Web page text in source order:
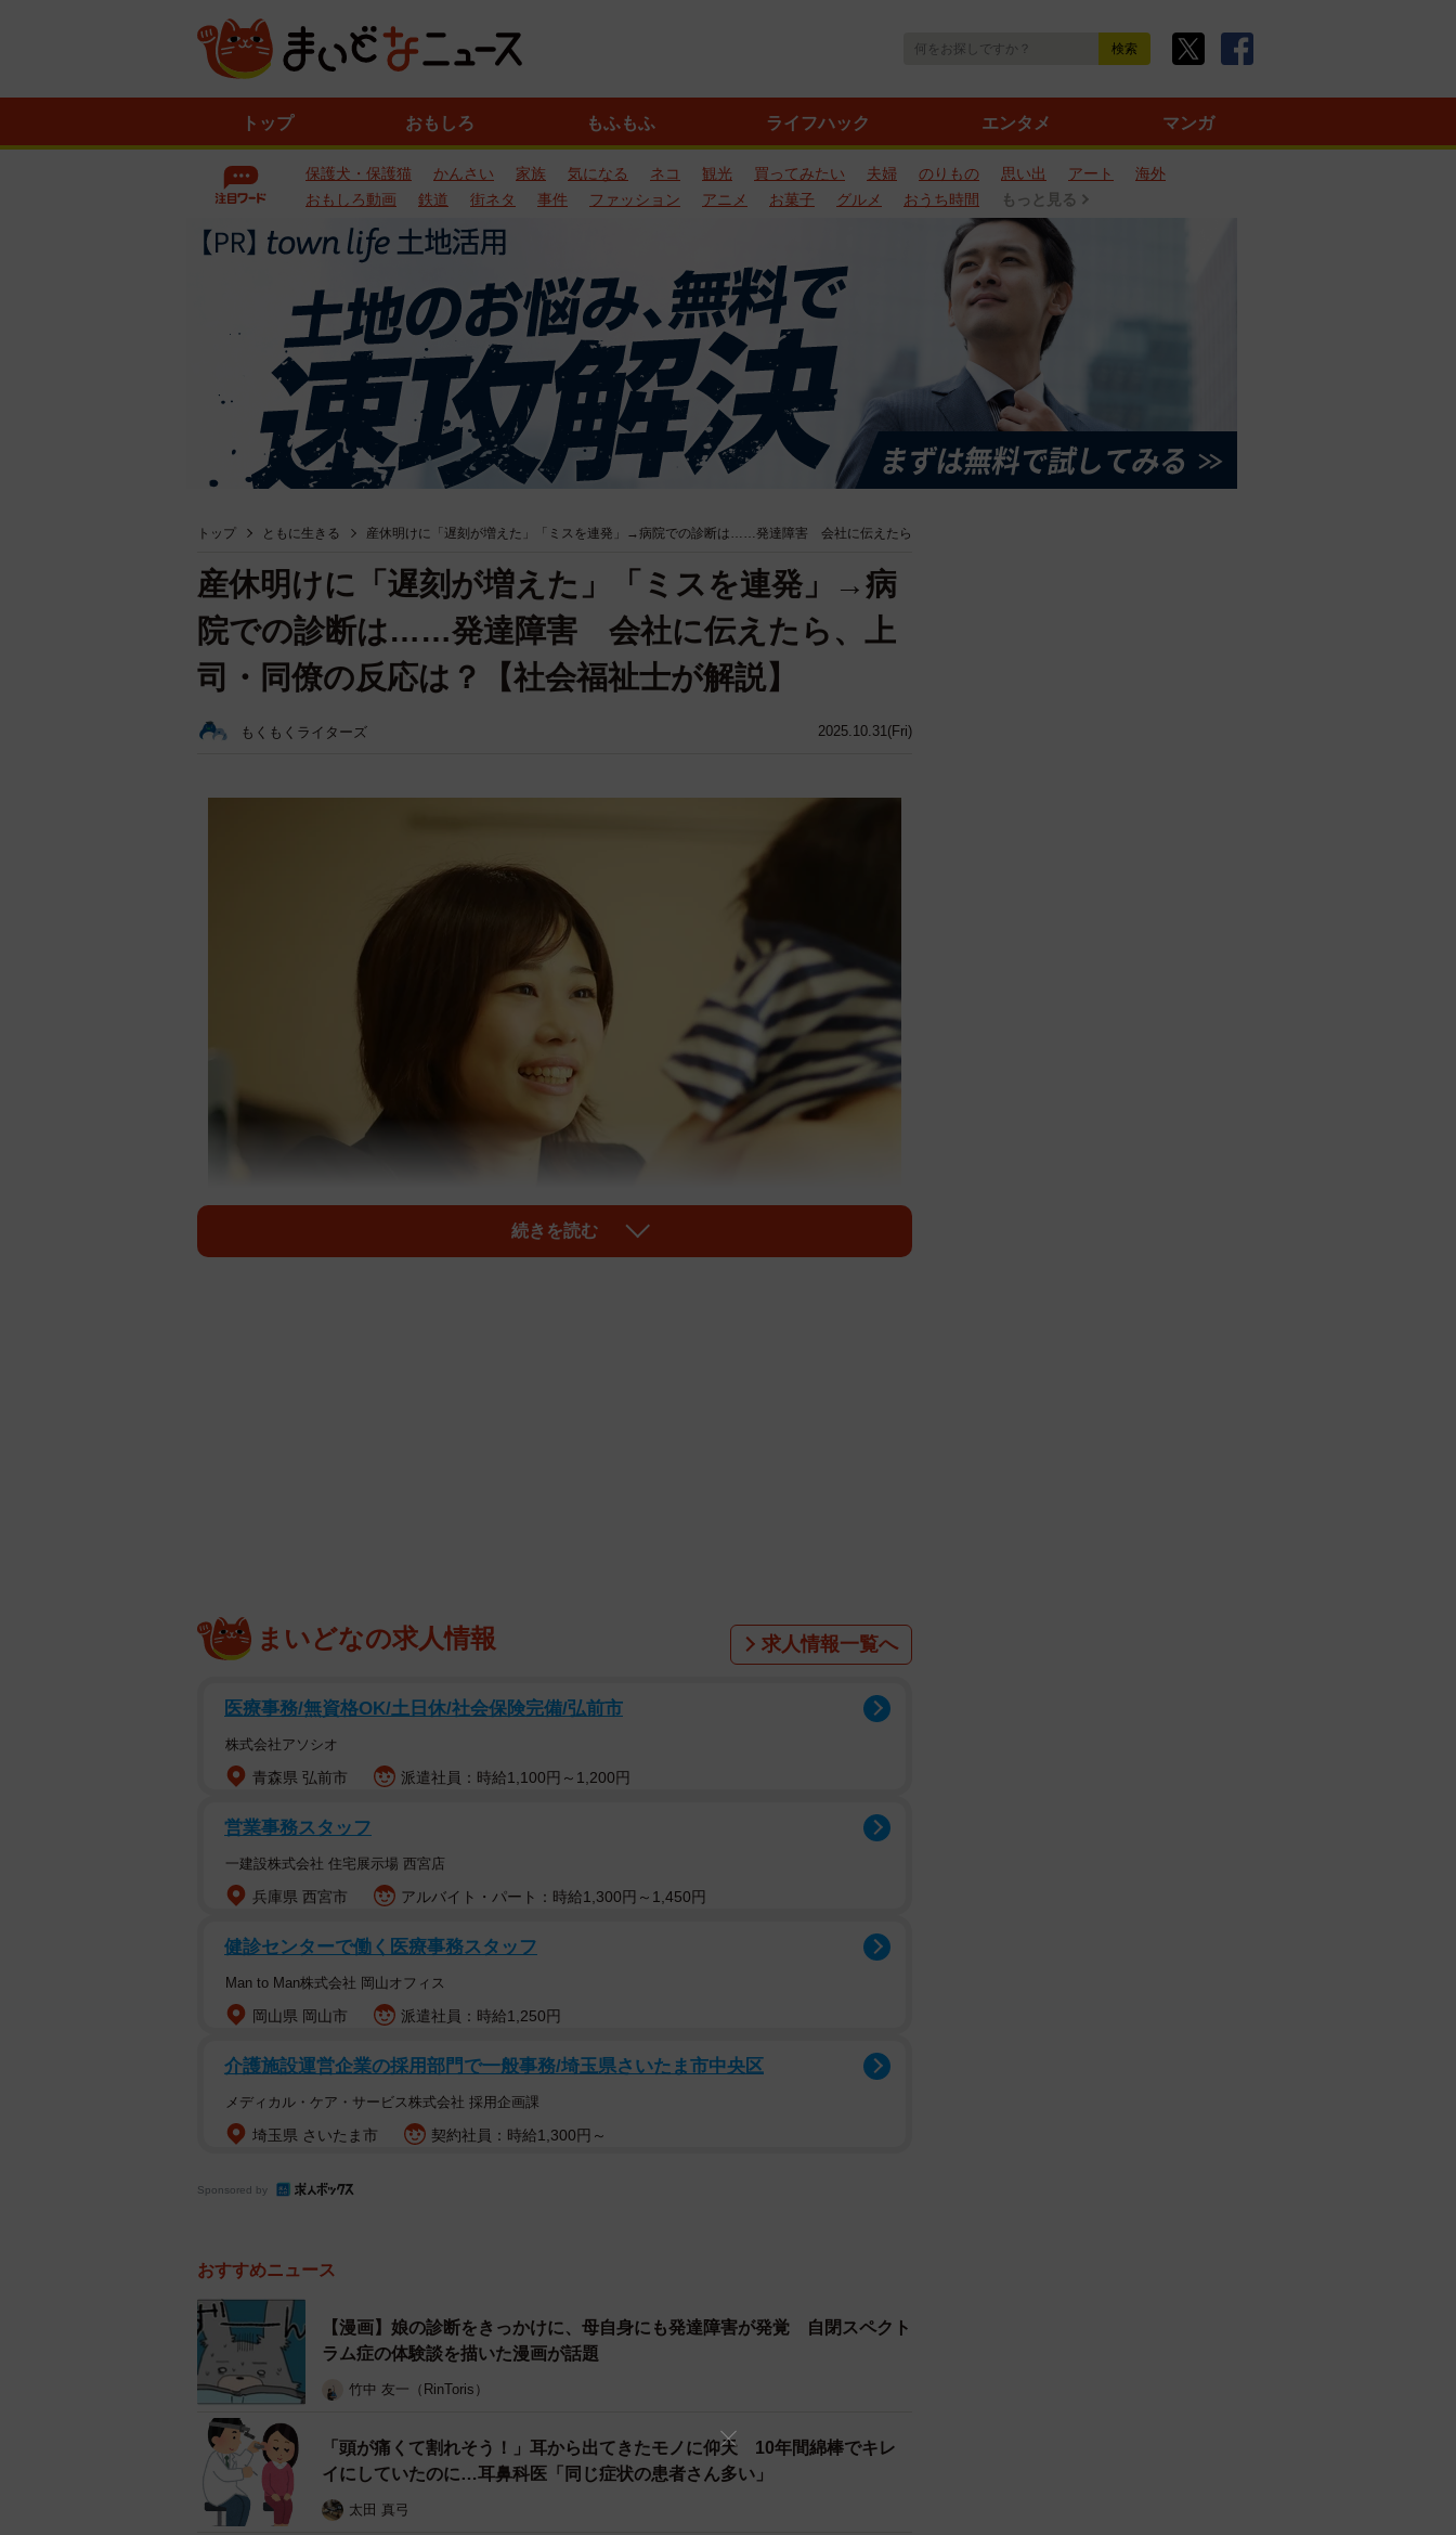
トップ おもしろ もふもふ ライフハック エンタメ マンガ
保護犬・保護猫 かんさい 家族 気になる ネコ 観光 買ってみたい 夫婦 のりもの 思い出 アート
海外
おもしろ動画
鉄道 街ネタ 事件 ファッション アニメ お菓子 グルメ おうち時間 もっと見る
トップ ともに生きる 産休明けに「遅刻が増えた」「ミスを連発」→病院での診断は……発達障害 会社に伝えたら
2025.10.31(Fri)
産休明けに「遅刻が増えた」「ミスを連発」→病
院での診断は……発達障害 会社に伝えたら、上
司・同僚の反応は？【社会福祉士が解説】
もくもくライターズ
すると、育児と仕事の両立で負担が増し、これまで以上にミスを頻発するように。忘れ物も
増え、家を出るのがギリギリになって遅刻も増えました。申し訳なさから自分を責め、涙が
障害（ADHD）の診断を受けました。
発達障害の診断を受ける人が増えている現実
4）年調査によると、医師から発達障害だと診断を受けた人は国内に約48.1万人と推計され
ており、これは約260人に1人の割合になります。
または行動面で著しい困難を示し、特別な教育的支援が必要と考えられる児童生徒の割合は
8.8％。これは35人学級なら約3人が該当する計算になります。この割合は10年前の
2012（平成24）年の6.5％から2.3ポイント増加しており、社会の認識と対応が大きく変わっ
この数字の増加について、専門家は「発達障害の理解が高まったことで、今まで受診しなか
った人が受診するようになったことが主な要因」と分析しています。つまり、今まで「変わ
てきているのです。
続きを読む
まいどなの求人情報 求人情報一覧へ
医療事務/無資格OK/土日休/社会保険完備/弘前市
株式会社アソシオ
青森県 弘前市 派遣社員：時給1,100円～1,200円
営業事務スタッフ
一建設株式会社 住宅展示場 西宮店
兵庫県 西宮市 アルバイト・パート：時給1,300円～1,450円
健診センターで働く医療事務スタッフ
Man to Man株式会社 岡山オフィス
岡山県 岡山市 派遣社員：時給1,250円
介護施設運営企業の採用部門で一般事務/埼玉県さいたま市中央区
メディカル・ケア・サービス株式会社 採用企画課
埼玉県 さいたま市 契約社員：時給1,300円～
Sponsored by
おすすめニュース
【漫画】娘の診断をきっかけに、母自身にも発達障害が発覚 自閉スペクト
ラム症の体験談を描いた漫画が話題
竹中 友一（RinToris）
「頭が痛くて割れそう！」耳から出てきたモノに仰天 10年間綿棒でキレ
イにしていたのに…耳鼻科医「同じ症状の患者さん多い」
太田 真弓